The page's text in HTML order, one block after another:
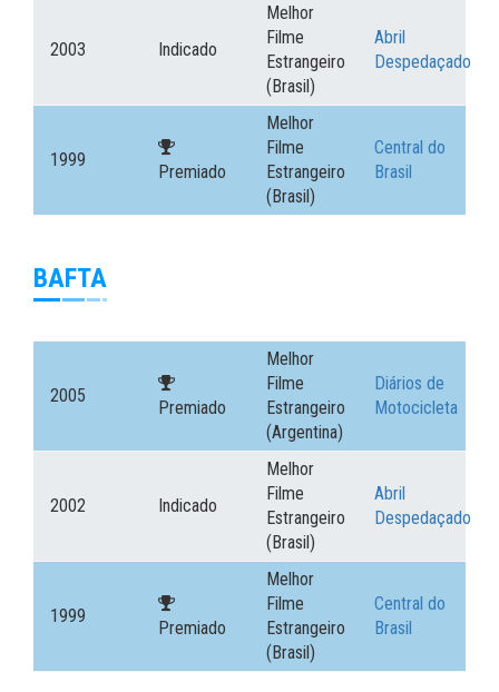
2003 Indicado
Melhor
Filme
Estrangeiro
(Brasil)
Abril
Despedaçado
1999
Premiado
Melhor
Filme
Estrangeiro
(Brasil)
Central do
Brasil
BAFTA
2005
Premiado
Melhor
Filme
Estrangeiro
(Argentina)
Diários de
Motocicleta
2002 Indicado
Melhor
Filme
Estrangeiro
(Brasil)
Abril
Despedaçado
1999
Premiado
Melhor
Filme
Estrangeiro
(Brasil)
Central do
Brasil